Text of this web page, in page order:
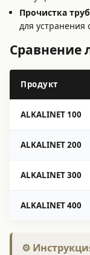
Прочистка
для устранения
Сравнение
Продукт
ALKALINET 100
ALKALINET 200
ALKALINET 300
ALKALINET 400
⚙️